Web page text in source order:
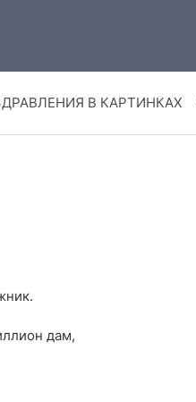
В КАРТИНКАХ
дам,